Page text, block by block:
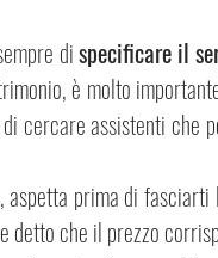
di specificare il
è molto
cercare assistenti che
, aspetta prima di
detto che il prezzo